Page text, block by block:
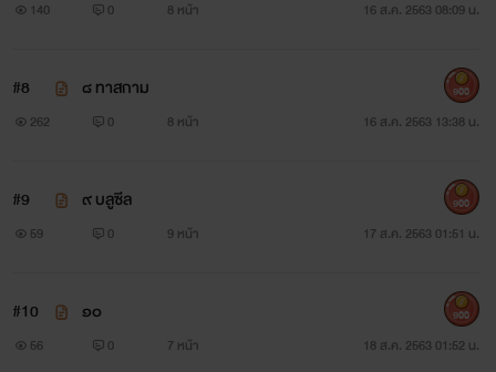
แรง ซึ่งอาวุธที่ว่านี้รู้จักกันทั่วไปในนามของ...กฎหมาย
แต่บางครั้ง กฎหมาย ที่ถูกสร้างขึ้นมาจากน้ำมือของคนดี ก็ไม่
ฉะนั้นขบวนการหนามยอกเอาหนามบ่งจึงเกิดขึ้น และหนามที่ดู
องค์กรลับที่ถูกจัดตั้งขึ้นสำหรับทำงานผิดกฎหมายให้กับรัฐบาล
140 0 8 หน้า 16 ส.ค. 2563 08:09 น.
#8 ๘ ทาสกาม
262 0 8 หน้า 16 ส.ค. 2563 13:38 น.
900
#9 ๙ บลูซีล
59 0 9 หน้า 17 ส.ค. 2563 01:51 น.
900
#10 ๑๐
56 0 7 หน้า 18 ส.ค. 2563 01:52 น.
900